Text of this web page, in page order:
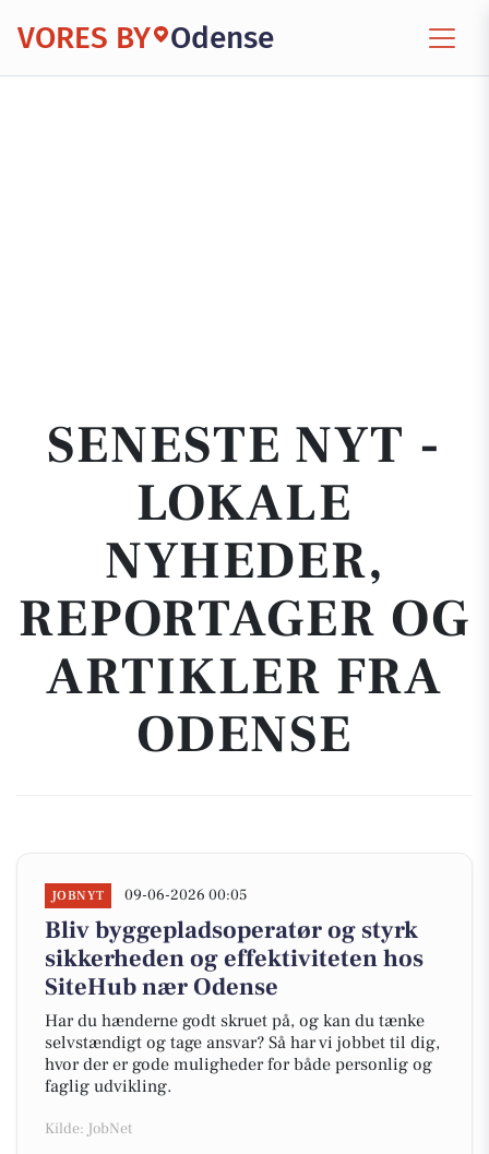
VORES BY Odense
SENESTE NYT -
LOKALE
NYHEDER,
REPORTAGER OG
ARTIKLER FRA
ODENSE
JOBNYT 09-06-2026 00:05
Bliv byggepladsoperatør og styrk
sikkerheden og effektiviteten hos
SiteHub nær Odense
Har du hænderne godt skruet på, og kan du tænke
selvstændigt og tage ansvar? Så har vi jobbet til dig,
hvor der er gode muligheder for både personlig og
faglig udvikling.
Kilde: JobNet